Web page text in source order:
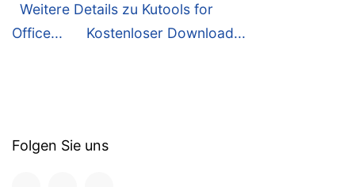
Weitere Details zu Kutools for
Office...
Kostenloser Download...
Folgen Sie uns